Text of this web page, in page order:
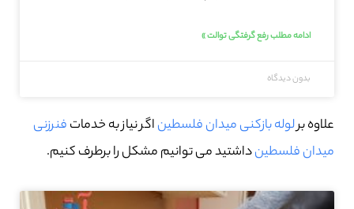
ادامه مطلب رفع گرفتگی توالت »
بدون دیدگاه
علاوه برلوله بازکنی میدان فلسطیناگر نیاز به خدماتفنرزنی
میدان فلسطینداشتید می توانیم مشکل را برطرف کنیم.